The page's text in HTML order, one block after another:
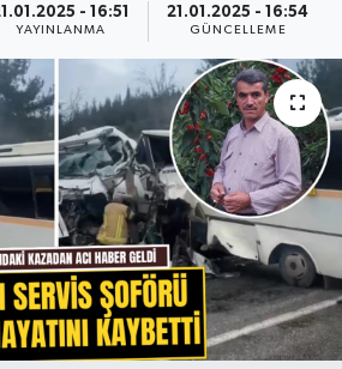
- 16:51
YAYINLANMA
21.01.2025 - 16:54
GÜNCELLEME